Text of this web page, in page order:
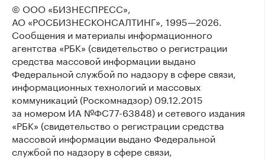
© ООО «БИЗНЕСПРЕСС»,
АО «РОСБИЗНЕСКОНСАЛТИНГ», 1995—2026.
Сообщения и материалы информационного
агентства «РБК» (свидетельство о регистрации
средства массовой информации выдано
Федеральной службой по надзору в сфере связи,
информационных технологий и массовых
коммуникаций (Роскомнадзор) 09.12.2015
за номером ИА №ФС77-63848) и сетевого издания
«РБК» (свидетельство о регистрации средства
массовой информации выдано Федеральной
службой по надзору в сфере связи,